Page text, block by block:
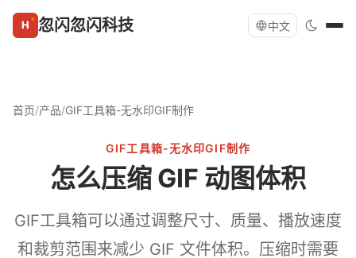
忽闪忽闪科技 中文
首页/产品/GIF工具箱-无水印GIF制作
GIF工具箱-无水印GIF制作
怎么压缩 GIF 动图体积
GIF工具箱可以通过调整尺寸、质量、播放速度
和裁剪范围来减少 GIF 文件体积。压缩时需要